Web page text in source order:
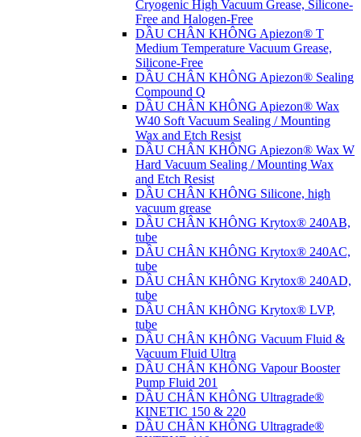
Cryogenic High Vacuum Grease, Silicone-
Free and Halogen-Free
DẦU CHÂN KHÔNG Apiezon® T
Medium Temperature Vacuum Grease,
Silicone-Free
DẦU CHÂN KHÔNG Apiezon® Sealing
Compound Q
DẦU CHÂN KHÔNG Apiezon® Wax
W40 Soft Vacuum Sealing / Mounting
Wax and Etch Resist
DẦU CHÂN KHÔNG Apiezon® Wax W
Hard Vacuum Sealing / Mounting Wax
and Etch Resist
DẦU CHÂN KHÔNG Silicone, high
vacuum grease
DẦU CHÂN KHÔNG Krytox® 240AB,
tube
DẦU CHÂN KHÔNG Krytox® 240AC,
tube
DẦU CHÂN KHÔNG Krytox® 240AD,
tube
DẦU CHÂN KHÔNG Krytox® LVP,
tube
DẦU CHÂN KHÔNG Vacuum Fluid &
Vacuum Fluid Ultra
DẦU CHÂN KHÔNG Vapour Booster
Pump Fluid 201
DẦU CHÂN KHÔNG Ultragrade®
KINETIC 150 & 220
DẦU CHÂN KHÔNG Ultragrade®